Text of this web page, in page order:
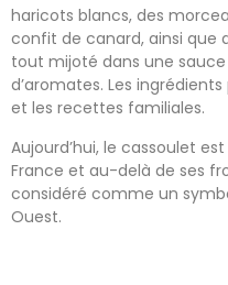
haricots blancs, des
confit de canard, ainsi que
tout mijoté dans une
d’aromates. Les
et les recettes familiales.
Aujourd’hui, le cassoulet
France et au-delà de ses
considéré comme un
Ouest.